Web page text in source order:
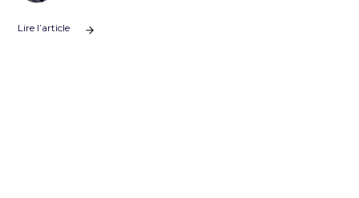
Lire l’article